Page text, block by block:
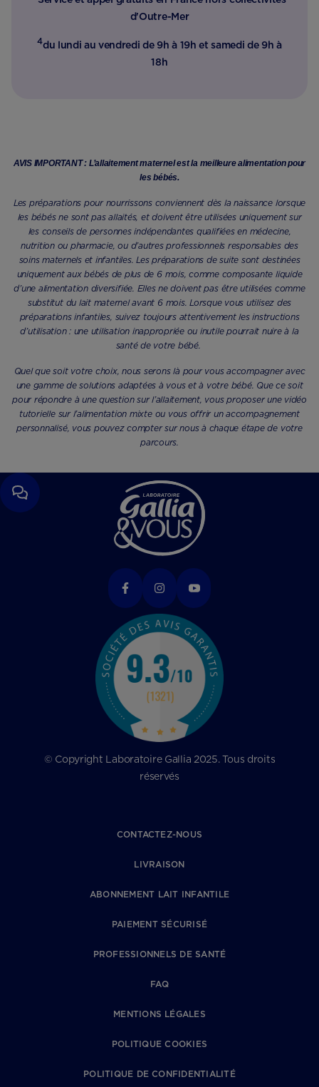
d'Outre-Mer​
4du lundi au vendredi de 9h à 19h et samedi de 9h à
18h
AVIS IMPORTANT : L’allaitement maternel est la meilleure alimentation pour
les bébés.
Les préparations pour nourrissons conviennent dès la naissance lorsque
les bébés ne sont pas allaités, et doivent être utilisées uniquement sur
les conseils de personnes indépendantes qualifiées en médecine,
nutrition ou pharmacie, ou d’autres professionnels responsables des
soins maternels et infantiles. Les préparations de suite sont destinées
uniquement aux bébés de plus de 6 mois, comme composante liquide
d’une alimentation diversifiée. Elles ne doivent pas être utilisées comme
substitut du lait maternel avant 6 mois. Lorsque vous utilisez des
préparations infantiles, suivez toujours attentivement les instructions
d’utilisation : une utilisation inappropriée ou inutile pourrait nuire à la
santé de votre bébé.
Quel que soit votre choix, nous serons là pour vous accompagner avec
une gamme de solutions adaptées à vous et à votre bébé. Que ce soit
pour répondre à une question sur l’allaitement, vous proposer une vidéo
tutorielle sur l’alimentation mixte ou vous offrir un accompagnement
personnalisé, vous pouvez compter sur nous à chaque étape de votre
parcours.
© Copyright Laboratoire Gallia 2025. Tous droits
réservés
CONTACTEZ-NOUS
LIVRAISON
ABONNEMENT LAIT INFANTILE
PAIEMENT SÉCURISÉ
PROFESSIONNELS DE SANTÉ
FAQ
MENTIONS LÉGALES
POLITIQUE COOKIES
POLITIQUE DE CONFIDENTIALITÉ